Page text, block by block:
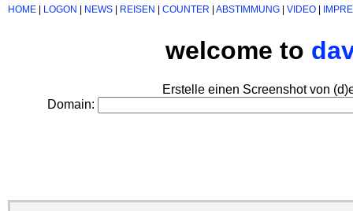
HOME LOGON NEWS REISEN COUNTER ABSTIMMUNG VIDEO
welcome to
Erstelle einen Screenshot von
Domain: